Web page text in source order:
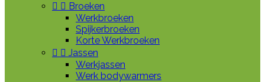
  Broeken
Werkbroeken
Spijkerbroeken
Korte Werkbroeken
  Jassen
Werkjassen
Werk bodywarmers